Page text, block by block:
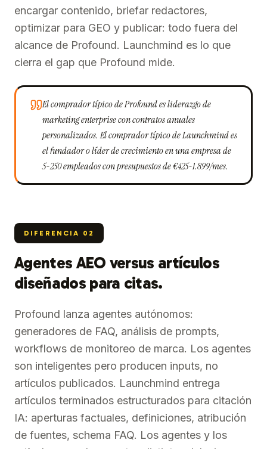
encargar contenido, briefar redactores,
optimizar para GEO y publicar: todo fuera del
alcance de Profound. Launchmind es lo que
cierra el gap que Profound mide.
El comprador típico de Profound es liderazgo de
marketing enterprise con contratos anuales
personalizados. El comprador típico de Launchmind es
el fundador o líder de crecimiento en una empresa de
5-250 empleados con presupuestos de €425-1.899/mes.
DIFERENCIA 02
Agentes AEO versus artículos
diseñados para citas.
Profound lanza agentes autónomos:
generadores de FAQ, análisis de prompts,
workflows de monitoreo de marca. Los agentes
son inteligentes pero producen inputs, no
artículos publicados. Launchmind entrega
artículos terminados estructurados para citación
IA: aperturas factuales, definiciones, atribución
de fuentes, schema FAQ. Los agentes y los